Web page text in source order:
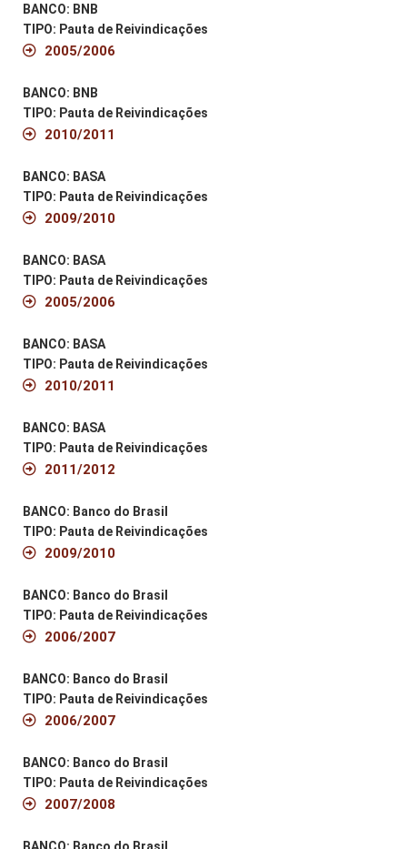
BANCO: BNB
TIPO: Pauta de Reivindicações
2005/2006
BANCO: BNB
TIPO: Pauta de Reivindicações
2010/2011
BANCO: BASA
TIPO: Pauta de Reivindicações
2009/2010
BANCO: BASA
TIPO: Pauta de Reivindicações
2005/2006
BANCO: BASA
TIPO: Pauta de Reivindicações
2010/2011
BANCO: BASA
TIPO: Pauta de Reivindicações
2011/2012
BANCO: Banco do Brasil
TIPO: Pauta de Reivindicações
2009/2010
BANCO: Banco do Brasil
TIPO: Pauta de Reivindicações
2006/2007
BANCO: Banco do Brasil
TIPO: Pauta de Reivindicações
2006/2007
BANCO: Banco do Brasil
TIPO: Pauta de Reivindicações
2007/2008